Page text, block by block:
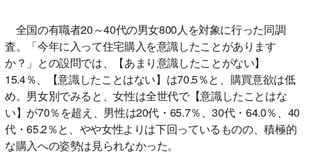
全国の有職者20～40代の男女800人を対象に行った同調
査。「今年に入って住宅購入を意識したことがあります
か？」との設問では、【あまり意識したことがない】
15.4％、【意識したことはない】は70.5％と、購買意欲は低
め。男女別でみると、女性は全世代で【意識したことはな
い】が70％を超え、男性は20代・65.7％、30代・64.0％、40
代・65.2％と、やや女性よりは下回っているものの、積極的
な購入への姿勢は見られなかった。